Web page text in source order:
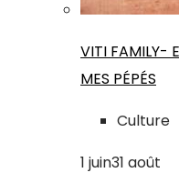
VITI FAMILY-
MES PÉPÉS
Culture
1 juin31 août